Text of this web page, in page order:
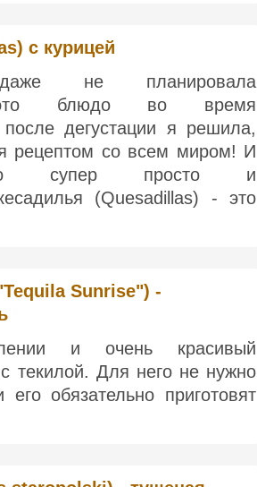
с курицей
не планировала
это блюдо во время
после дегустации я решила,
рецептом со всем миром! И
супер просто и
(Quesadillas) - это
Sunrise") -
и очень красивый
текилой. Для него не нужно
обязательно приготовят